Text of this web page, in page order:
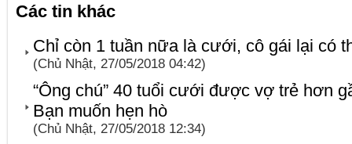
Các tin khác
Chỉ còn 1 tuần nữa là cưới, cô gái lại có
(Chủ Nhật, 27/05/2018 04:42)
“Ông chú” 40 tuổi cưới được vợ trẻ hơn
Bạn muốn hẹn hò
(Chủ Nhật, 27/05/2018 12:34)